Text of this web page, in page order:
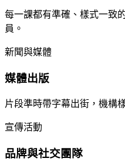
每一課都有準確、樣式一致
員。
新聞與媒體
媒體出版
片段準時帶字幕出街，機構
宣傳活動
品牌與社交團隊